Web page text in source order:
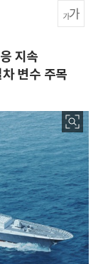
지속
변수 주목